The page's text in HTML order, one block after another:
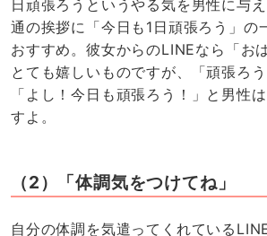
日頑張ろうというやる気を男性に与
通の挨拶に「今日も1日頑張ろう」の
おすすめ。彼女からのLINEなら「お
とても嬉しいものですが、「頑張ろ
「よし！今日も頑張ろう！」と男性
すよ。
（2）「体調気をつけてね」
自分の体調を気遣ってくれている